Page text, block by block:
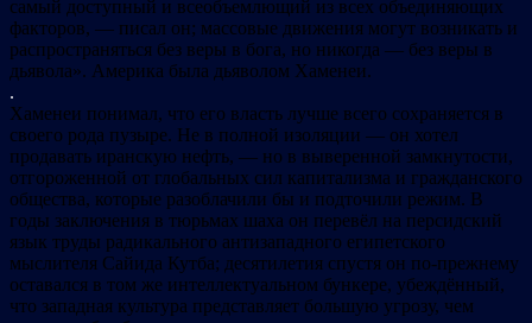
самый доступный и всеобъемлющий из всех объединяющих
факторов, — писал он; массовые движения могут возникать и
распространяться без веры в бога, но никогда — без веры в
дьявола». Америка была дьяволом Хаменеи.
.
Хаменеи понимал, что его власть лучше всего сохраняется в
своего рода пузыре. Не в полной изоляции — он хотел
продавать иранскую нефть, — но в выверенной замкнутости,
отгороженной от глобальных сил капитализма и гражданского
общества, которые разоблачили бы и подточили режим. В
годы заключения в тюрьмах шаха он перевёл на персидский
язык труды радикального антизападного египетского
мыслителя Сайида Кутба; десятилетия спустя он по-прежнему
оставался в том же интеллектуальном бункере, убеждённый,
что западная культура представляет большую угрозу, чем